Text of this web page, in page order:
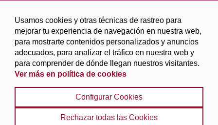
Usamos cookies y otras técnicas de rastreo para
mejorar tu experiencia de navegación en nuestra web,
para mostrarte contenidos personalizados y anuncios
adecuados, para analizar el tráfico en nuestra web y
para comprender de dónde llegan nuestros visitantes.
Ver más en política de cookies
Configurar Cookies
Rechazar todas las Cookies
©2025 Diputación de Granada
Aviso legal y Política de privacidad | Política de cookies
Protección de datos | Accesibilidad | Búsqueda |
Mapa web